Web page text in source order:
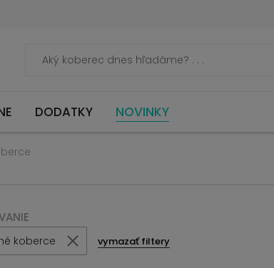
DODATKY NOVINKY
koberce vymazať filtery